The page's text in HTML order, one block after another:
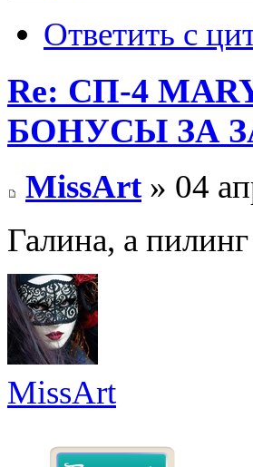
Ответить с
Re: СП-4
БОНУСЫ ЗА
MissArt» 04
Галина, а
MissArt